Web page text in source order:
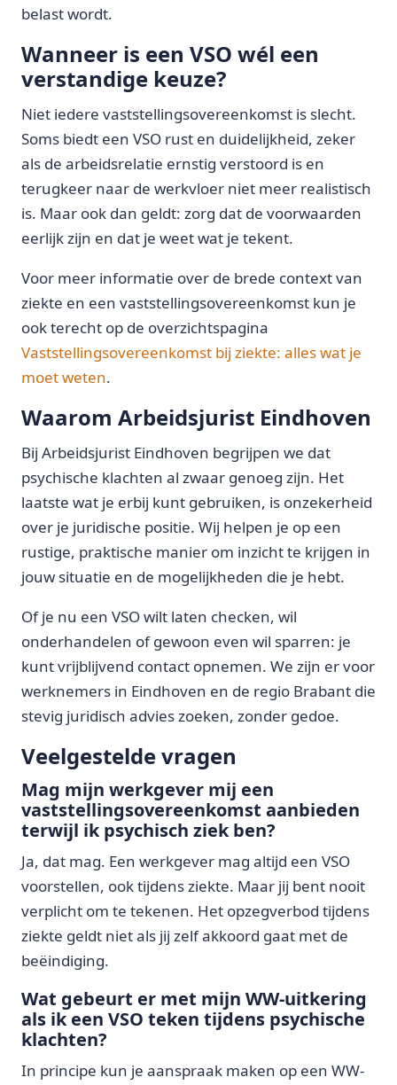
belast wordt.
Wanneer is een VSO wél een
verstandige keuze?
Niet iedere vaststellingsovereenkomst is slecht.
Soms biedt een VSO rust en duidelijkheid, zeker
als de arbeidsrelatie ernstig verstoord is en
terugkeer naar de werkvloer niet meer realistisch
is. Maar ook dan geldt: zorg dat de voorwaarden
eerlijk zijn en dat je weet wat je tekent.
Voor meer informatie over de brede context van
ziekte en een vaststellingsovereenkomst kun je
ook terecht op de overzichtspagina
Vaststellingsovereenkomst bij ziekte: alles wat je
moet weten.
Waarom Arbeidsjurist Eindhoven
Bij Arbeidsjurist Eindhoven begrijpen we dat
psychische klachten al zwaar genoeg zijn. Het
laatste wat je erbij kunt gebruiken, is onzekerheid
over je juridische positie. Wij helpen je op een
rustige, praktische manier om inzicht te krijgen in
jouw situatie en de mogelijkheden die je hebt.
Of je nu een VSO wilt laten checken, wil
onderhandelen of gewoon even wil sparren: je
kunt vrijblijvend contact opnemen. We zijn er voor
werknemers in Eindhoven en de regio Brabant die
stevig juridisch advies zoeken, zonder gedoe.
Veelgestelde vragen
Mag mijn werkgever mij een
vaststellingsovereenkomst aanbieden
terwijl ik psychisch ziek ben?
Ja, dat mag. Een werkgever mag altijd een VSO
voorstellen, ook tijdens ziekte. Maar jij bent nooit
verplicht om te tekenen. Het opzegverbod tijdens
ziekte geldt niet als jij zelf akkoord gaat met de
beëindiging.
Wat gebeurt er met mijn WW-uitkering
als ik een VSO teken tijdens psychische
klachten?
In principe kun je aanspraak maken op een WW-